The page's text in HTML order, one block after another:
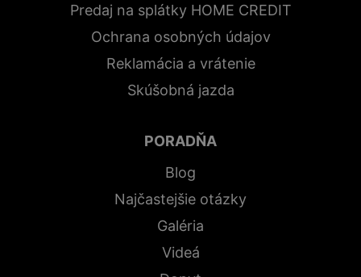
Predaj na splátky HOME CREDIT
Ochrana osobných údajov
Reklamácia a vrátenie
Skúšobná jazda
PORADŇA
Blog
Najčastejšie otázky
Galéria
Videá